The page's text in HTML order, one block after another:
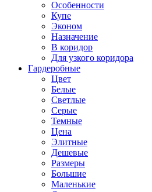
Особенности
Купе
Эконом
Назначение
В коридор
Для узкого коридора
Гардеробные
Цвет
Белые
Светлые
Серые
Темные
Цена
Элитные
Дешевые
Размеры
Большие
Маленькие